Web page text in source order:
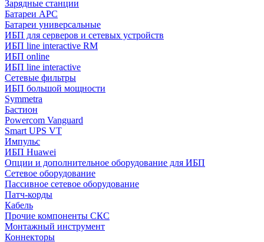
Зарядные станции
Батареи APC
Батареи универсальные
ИБП для серверов и сетевых устройств
ИБП line interactive RM
ИБП online
ИБП linе interactive
Сетевые фильтры
ИБП большой мощности
Symmetra
Бастион
Powercom Vanguard
Smart UPS VT
Импульс
ИБП Huawei
Опции и дополнительное оборудование для ИБП
Сетевое оборудование
Пассивное сетевое оборудование
Патч-корды
Кабель
Прочие компоненты СКС
Монтажный инструмент
Коннекторы